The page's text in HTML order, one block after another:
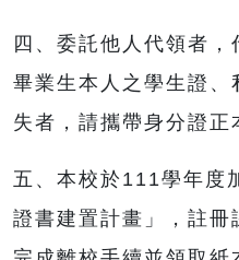
四、委託他人代領者，
畢業生本人之學生證、
失者，請攜帶身分證正
五、本校於111學年度
證書建置計畫」，註冊